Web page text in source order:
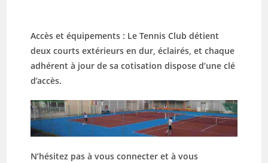
Accès et équipements : Le Tennis Club détient
deux courts extérieurs en dur, éclairés, et chaque
adhérent à jour de sa cotisation dispose d’une clé
d’accès.
N’hésitez pas à vous connecter et à vous